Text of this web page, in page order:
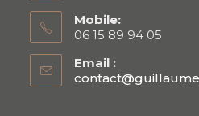
Mobile:
06 15 89 94 05
Email :